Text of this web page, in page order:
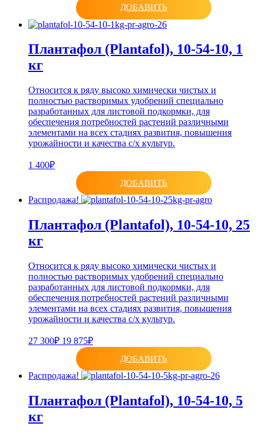
ДОБАВИТЬ
Плантафол (Plantafol), 10-54-10, 1
кг
Относится к ряду высоко химически чистых и
полностью растворимых удобрений специально
разработанных для листовой подкормки, для
обеспечения потребностей растений различными
элементами на всех стадиях развития, повышения
урожайности и качества с/х культур.
1 400₽
ДОБАВИТЬ
Распродажа!
Плантафол (Plantafol), 10-54-10, 25
кг
Относится к ряду высоко химически чистых и
полностью растворимых удобрений специально
разработанных для листовой подкормки, для
обеспечения потребностей растений различными
элементами на всех стадиях развития, повышения
урожайности и качества с/х культур.
27 300₽ 19 875₽
ДОБАВИТЬ
Распродажа!
Плантафол (Plantafol), 10-54-10, 5
кг